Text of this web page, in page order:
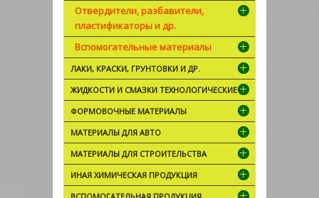
Отвердители, разбавители,
пластификаторы и др.
Вспомогательные материалы
ЛАКИ, КРАСКИ, ГРУНТОВКИ И ДР.
ЖИДКОСТИ И СМАЗКИ ТЕХНОЛОГИЧЕСКИЕ
ФОРМОВОЧНЫЕ МАТЕРИАЛЫ
МАТЕРИАЛЫ ДЛЯ АВТО
МАТЕРИАЛЫ ДЛЯ СТРОИТЕЛЬСТВА
ИНАЯ ХИМИЧЕСКАЯ ПРОДУКЦИЯ